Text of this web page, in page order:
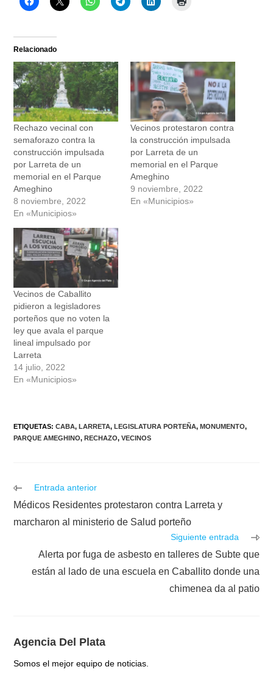
Relacionado
Rechazo vecinal con
semaforazo contra la
construcción impulsada
por Larreta de un
memorial en el Parque
Ameghino
8 noviembre, 2022
En «Municipios»
Vecinos protestaron contra
la construcción impulsada
por Larreta de un
memorial en el Parque
Ameghino
9 noviembre, 2022
En «Municipios»
Vecinos de Caballito
pidieron a legisladores
porteños que no voten la
ley que avala el parque
lineal impulsado por
Larreta
14 julio, 2022
En «Municipios»
ETIQUETAS:CABA, LARRETA, LEGISLATURA PORTEÑA, MONUMENTO,
PARQUE AMEGHINO, RECHAZO, VECINOS
Leer
más
artículos
Entrada anterior
Médicos Residentes protestaron contra Larreta y
marcharon al ministerio de Salud porteño
Siguiente entrada
Alerta por fuga de asbesto en talleres de Subte que
están al lado de una escuela en Caballito donde una
chimenea da al patio
Agencia Del Plata
Somos el mejor equipo de noticias.